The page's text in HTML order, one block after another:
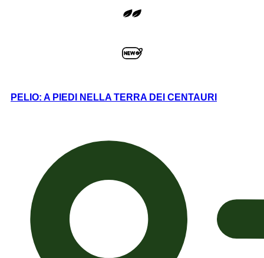
PELIO: A PIEDI NELLA TERRA DEI CENTAURI